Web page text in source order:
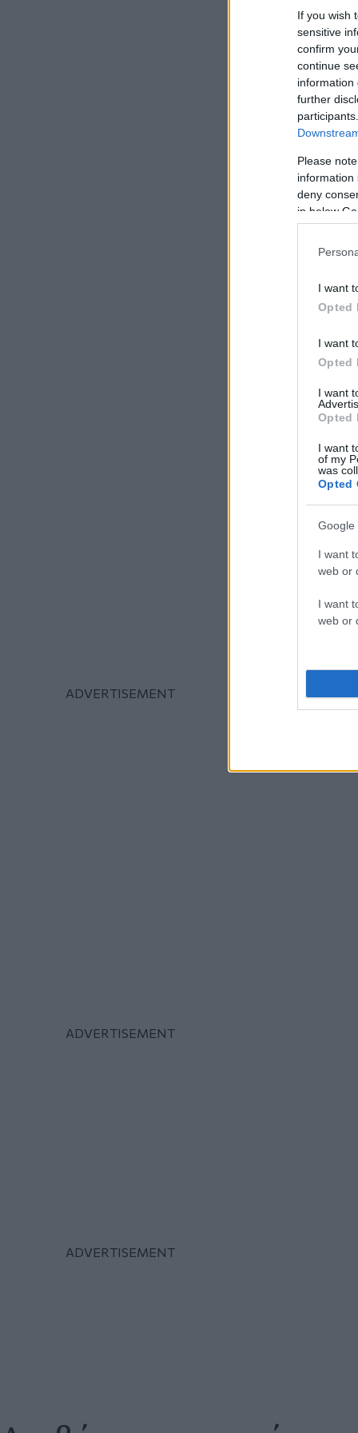
If you wish
sensitive
confirm
continue
information
further
Please
information
deny
in below
I want
Opted
I want
Opted
I want
Opted
I want
of my
was
Opted
Google
I want
web or
I want
web or